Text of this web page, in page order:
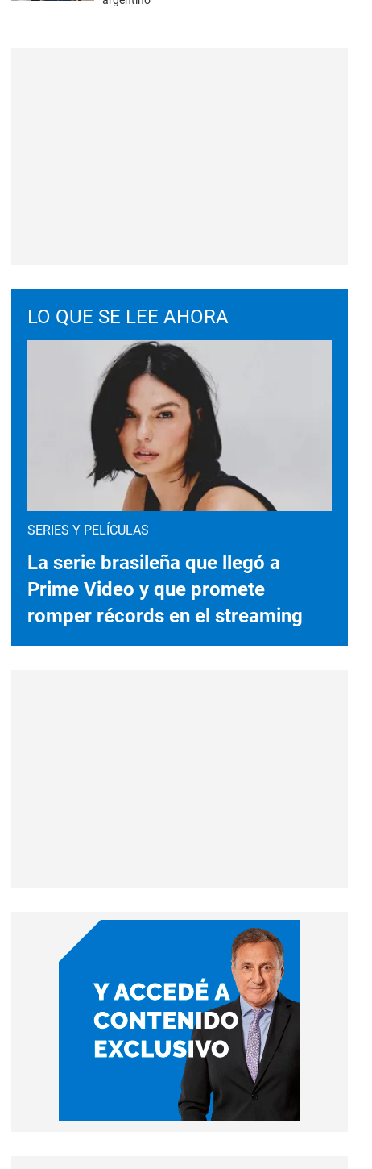
LO QUE SE LEE AHORA
SERIES Y PELÍCULAS
La serie brasileña que llegó a
Prime Video y que promete
romper récords en el streaming